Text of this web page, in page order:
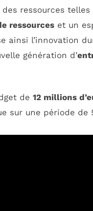
ressources telles
ressources et un
ainsi l’innovation
génération d’
de 12 millions
sur une période de